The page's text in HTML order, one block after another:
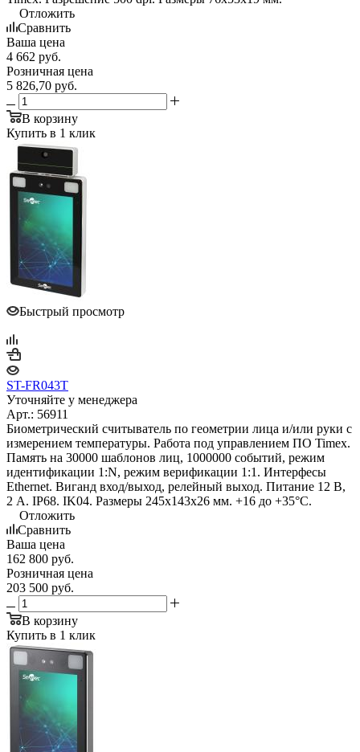
Отложить
Сравнить
Ваша цена
4 662 руб.
Розничная цена
5 826,70 руб.
В корзину
Купить в 1 клик
Быстрый просмотр
ST-FR043T
Уточняйте у менеджера
Арт.: 56911
Биометрический считыватель по геометрии лица и/или руки с
измерением температуры. Работа под управлением ПО Timex.
Память на 30000 шаблонов лиц, 1000000 событий, режим
идентификации 1:N, режим верификации 1:1. Интерфесы
Ethernet. Виганд вход/выход, релейный выход. Питание 12 В,
2 А. IP68. IK04. Размеры 245х143х26 мм. +16 до +35°С.
Отложить
Сравнить
Ваша цена
162 800 руб.
Розничная цена
203 500 руб.
В корзину
Купить в 1 клик